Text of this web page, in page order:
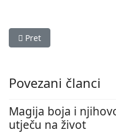
Prethodni članak: 20
Pret
Povezani članci
Magija boja i
utječu na život